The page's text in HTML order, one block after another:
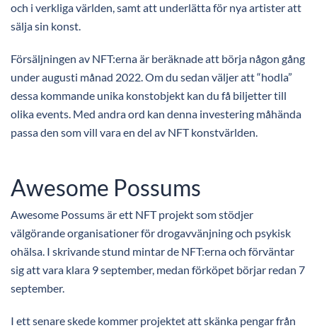
och i verkliga världen, samt att underlätta för nya artister att
sälja sin konst.
Försäljningen av NFT:erna är beräknade att börja någon gång
under augusti månad 2022. Om du sedan väljer att “hodla”
dessa kommande unika konstobjekt kan du få biljetter till
olika events. Med andra ord kan denna investering måhända
passa den som vill vara en del av NFT konstvärlden.
Awesome Possums
Awesome Possums är ett NFT projekt som stödjer
välgörande organisationer för drogavvänjning och psykisk
ohälsa. I skrivande stund mintar de NFT:erna och förväntar
sig att vara klara 9 september, medan förköpet börjar redan 7
september.
I ett senare skede kommer projektet att skänka pengar från